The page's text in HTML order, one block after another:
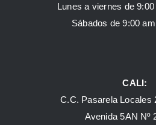
Lunes a viernes de
Sábados de 9:00
CALI:
C.C. Pasarela Locales
Avenida 5AN Nº